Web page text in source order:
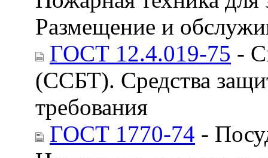
Размещение и
ГОСТ 12.4.019-75 -
(ССБТ). Средства
требования
ГОСТ 1770-74 -